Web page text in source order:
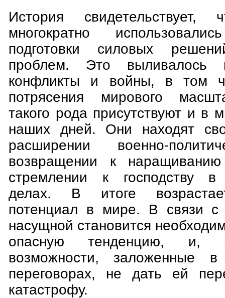
История свидетельствует,
многократно
подготовки силовых
проблем. Это выливалось
конфликты и войны, в том
потрясения мирового
такого рода присутствуют и в
наших дней. Они находят
расширении воен­но-
возвращении к
стремлении к господству в
делах. В итоге
потенциал в мире. В связи с
насущной становится
опасную тенденцию, и,
возможности, заложенные
переговорах, не дать ей
катастрофу.